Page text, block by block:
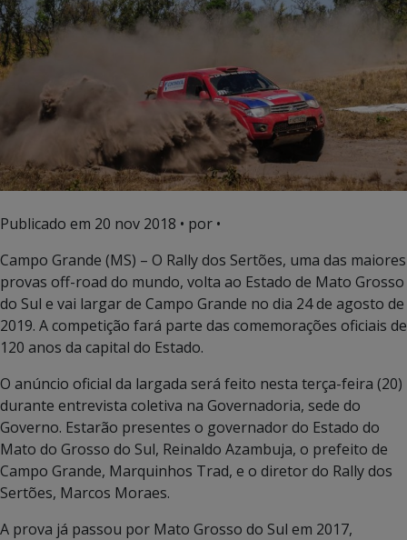
Publicado em 20 nov 2018 • por •
Campo Grande (MS) – O Rally dos Sertões, uma das maiores
provas off-road do mundo, volta ao Estado de Mato Grosso
do Sul e vai largar de Campo Grande no dia 24 de agosto de
2019. A competição fará parte das comemorações oficiais de
120 anos da capital do Estado.
O anúncio oficial da largada será feito nesta terça-feira (20)
durante entrevista coletiva na Governadoria, sede do
Governo. Estarão presentes o governador do Estado do
Mato do Grosso do Sul, Reinaldo Azambuja, o prefeito de
Campo Grande, Marquinhos Trad, e o diretor do Rally dos
Sertões, Marcos Moraes.
A prova já passou por Mato Grosso do Sul em 2017,